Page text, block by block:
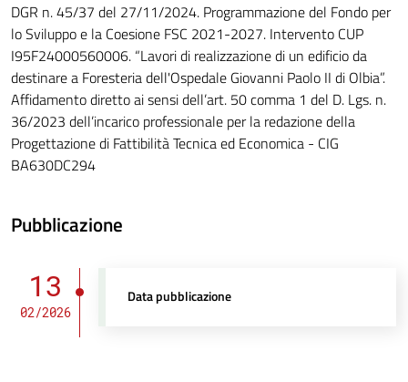
DGR n. 45/37 del 27/11/2024. Programmazione del Fondo per
lo Sviluppo e la Coesione FSC 2021-2027. Intervento CUP
I95F24000560006. “Lavori di realizzazione di un edificio da
destinare a Foresteria dell'Ospedale Giovanni Paolo II di Olbia”.
Affidamento diretto ai sensi dell’art. 50 comma 1 del D. Lgs. n.
36/2023 dell’incarico professionale per la redazione della
Progettazione di Fattibilità Tecnica ed Economica - CIG
BA630DC294
Pubblicazione
13
02/2026
Data pubblicazione